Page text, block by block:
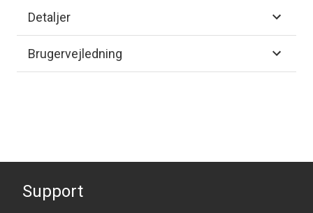
Detaljer
Brugervejledning
Support